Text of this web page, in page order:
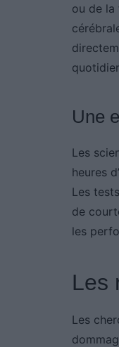
ou de la
Une
Les
heures
Les
de
les
Les
Les